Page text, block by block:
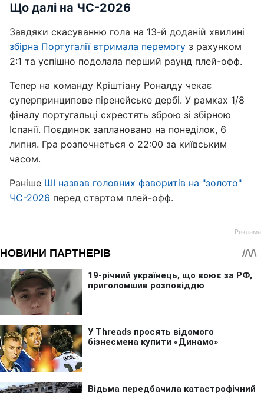
Що далі на ЧС-2026
Завдяки скасуванню гола на 13-й доданій хвилині
збірна Португалії втримала перемогу з рахунком
2:1 та успішно подолала перший раунд плей-офф.
Тепер на команду Кріштіану Роналду чекає
суперпринципове піренейське дербі. У рамках 1/8
фіналу португальці схрестять зброю зі збірною
Іспанії. Поєдинок заплановано на понеділок, 6
липня. Гра розпочнеться о 22:00 за київським
часом.
Раніше ШІ назвав головних фаворитів на "золото"
ЧС-2026 перед стартом плей-офф.